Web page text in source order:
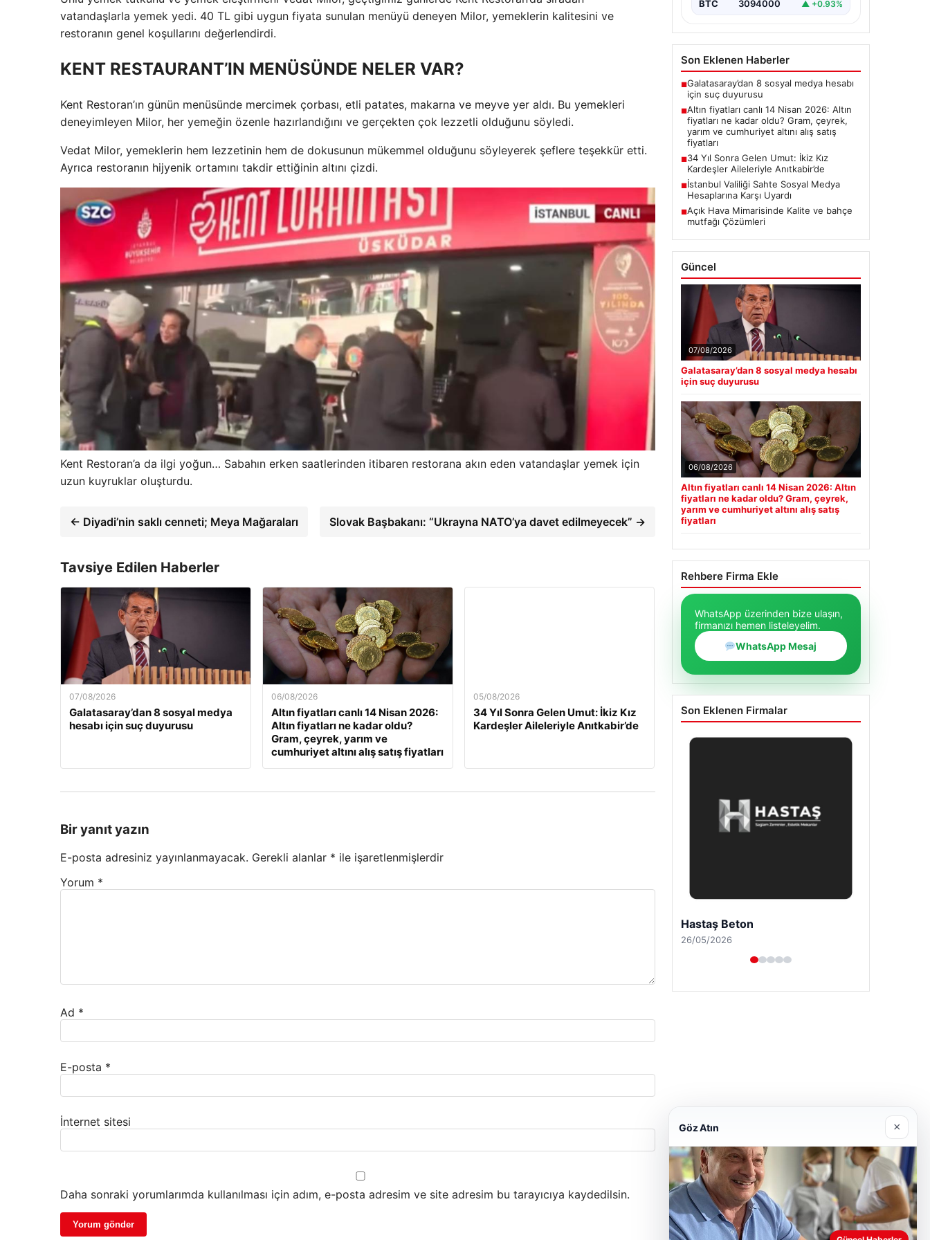
vatandaşlarla yemek yedi. 40 TL gibi uygun fiyata sunulan menüyü deneyen Milor, yemeklerin kalitesini ve
restoranın genel koşullarını değerlendirdi.
KENT RESTAURANT’IN MENÜSÜNDE NELER VAR?
Kent Restoran’ın günün menüsünde mercimek çorbası, etli patates, makarna ve meyve yer aldı. Bu yemekleri
deneyimleyen Milor, her yemeğin özenle hazırlandığını ve gerçekten çok lezzetli olduğunu söyledi.
Vedat Milor, yemeklerin hem lezzetinin hem de dokusunun mükemmel olduğunu söyleyerek şeflere teşekkür etti.
Ayrıca restoranın hijyenik ortamını takdir ettiğinin altını çizdi.
Kent Restoran’a da ilgi yoğun… Sabahın erken saatlerinden itibaren restorana akın eden vatandaşlar yemek için
uzun kuyruklar oluşturdu.
← Diyadi’nin saklı cenneti; Meya Mağaraları Slovak Başbakanı: “Ukrayna NATO’ya davet edilmeyecek” →
Tavsiye Edilen Haberler
07/08/2026
Galatasaray’dan 8 sosyal medya
hesabı için suç duyurusu
06/08/2026
Altın fiyatları canlı 14 Nisan 2026:
Altın fiyatları ne kadar oldu?
Gram, çeyrek, yarım ve
cumhuriyet altını alış satış fiyatları
05/08/2026
34 Yıl Sonra Gelen Umut: İkiz Kız
Kardeşler Aileleriyle Anıtkabir’de
Bir yanıt yazın
E-posta adresiniz yayınlanmayacak. Gerekli alanlar * ile işaretlenmişlerdir
Yorum *
Ad *
E-posta *
İnternet sitesi
Daha sonraki yorumlarımda kullanılması için adım, e-posta adresim ve site adresim bu tarayıcıya kaydedilsin.
BTC 3094000 ▲ +0.93%
Son Eklenen Haberler
■Galatasaray’dan 8 sosyal medya hesabı
için suç duyurusu
■Altın fiyatları canlı 14 Nisan 2026: Altın
fiyatları ne kadar oldu? Gram, çeyrek,
yarım ve cumhuriyet altını alış satış
fiyatları
■34 Yıl Sonra Gelen Umut: İkiz Kız
Kardeşler Aileleriyle Anıtkabir’de
■İstanbul Valiliği Sahte Sosyal Medya
Hesaplarına Karşı Uyardı
■Açık Hava Mimarisinde Kalite ve bahçe
mutfağı Çözümleri
Güncel
07/08/2026
Galatasaray’dan 8 sosyal medya hesabı
için suç duyurusu
06/08/2026
Altın fiyatları canlı 14 Nisan 2026: Altın
fiyatları ne kadar oldu? Gram, çeyrek,
yarım ve cumhuriyet altını alış satış
fiyatları
Rehbere Firma Ekle
WhatsApp üzerinden bize ulaşın,
firmanızı hemen listeleyelim.
WhatsApp Mesaj
Son Eklenen Firmalar
Enes Kaplan Avukatlık Bürosu
28/04/2026
Göz Atın ×